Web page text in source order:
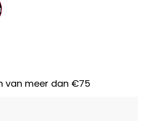
van meer dan €75